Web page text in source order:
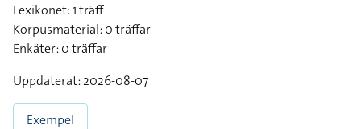
Lexikonet: 1 träff
Korpusmaterial: 0 träffar
Enkäter: 0 träffar
Uppdaterat: 2026-08-07
Exempel